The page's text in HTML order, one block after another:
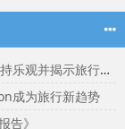
美诺酒店集团发布旅游趋势报告：2026年市场保持乐观并揭示旅行者渴望联结
成为旅行新趋势
告》